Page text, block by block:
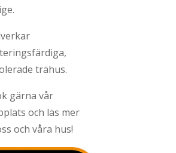
trähus.
gärna vår
och läs mer
och våra hus!